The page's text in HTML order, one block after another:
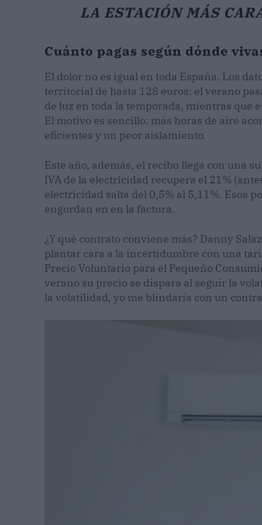
LA ESTACIÓN MÁS
Cuánto pagas según dónde
El dolor no es igual en toda España. Los
territorial de hasta 128 euros: el verano
de luz en toda la temporada, mientras que
El motivo es sencillo: más horas de aire
eficientes y un peor aislamiento.
Este año, además, el recibo llega con una
IVA de la electricidad recupera el 21%
electricidad salta del 0,5% al 5,11%. Esos
engordan en en la factura.
¿Y qué contrato conviene más? Danny
plantar cara a la incertidumbre con una
Precio Voluntario para el Pequeño
verano su precio se dispara al seguir la
la volatilidad, yo me blindaría con un